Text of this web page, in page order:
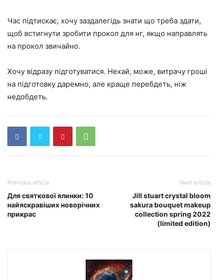
Час підтискає, хочу заздалегідь знати що треба здати,
щоб встигнути зробити прокол для нг, якщо направлять
на прокол звичайно.
Хочу відразу підготуватися. Нехай, може, витрачу гроші
на підготовку даремно, але краще перебдеть, ніж
недобдеть.
Previous article
Для святкової ялинки: 10
найяскравіших новорічних
прикрас
Next article
Jill stuart crystal bloom
sakura bouquet makeup
collection spring 2022
(limited edition)